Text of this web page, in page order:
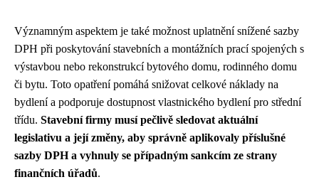
Významným aspektem je také možnost uplatnění snížené sazby
DPH při poskytování stavebních a montážních prací spojených s
výstavbou nebo rekonstrukcí bytového domu, rodinného domu
či bytu. Toto opatření pomáhá snižovat celkové náklady na
bydlení a podporuje dostupnost vlastnického bydlení pro střední
třídu. Stavební firmy musí pečlivě sledovat aktuální
legislativu a její změny, aby správně aplikovaly příslušné
sazby DPH a vyhnuly se případným sankcím ze strany
finančních úřadů.